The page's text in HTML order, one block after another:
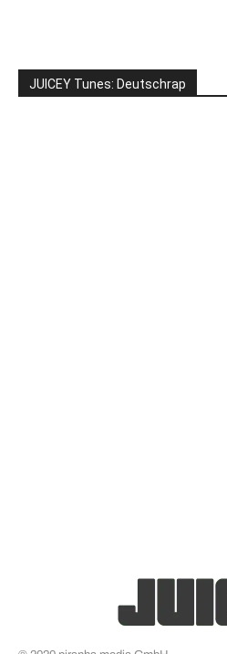
JUICEY Tunes: Deutschrap